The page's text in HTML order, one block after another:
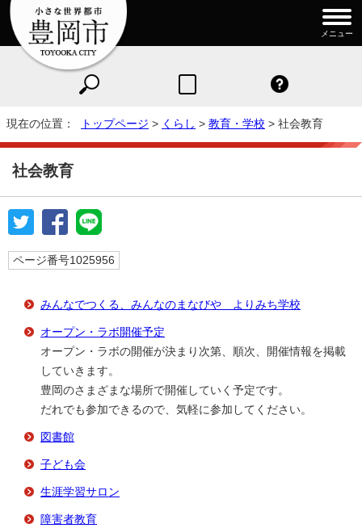
メニュー
現在の位置： トップページ > くらし > 教育・学校 > 社会教育
社会教育
ページ番号1025956
みんなでつくる、みんなのまなびや よりみち学校
オープン・ラボ開催予定
オープン・ラボの開催が決まり次第、順次、開催情報を掲載
していきます。
豊岡のさまざまな場所で開催していく予定です。
だれでも参加できるので、気軽に参加してください。
図書館
子ども会
生涯学習サロン
障害者教育